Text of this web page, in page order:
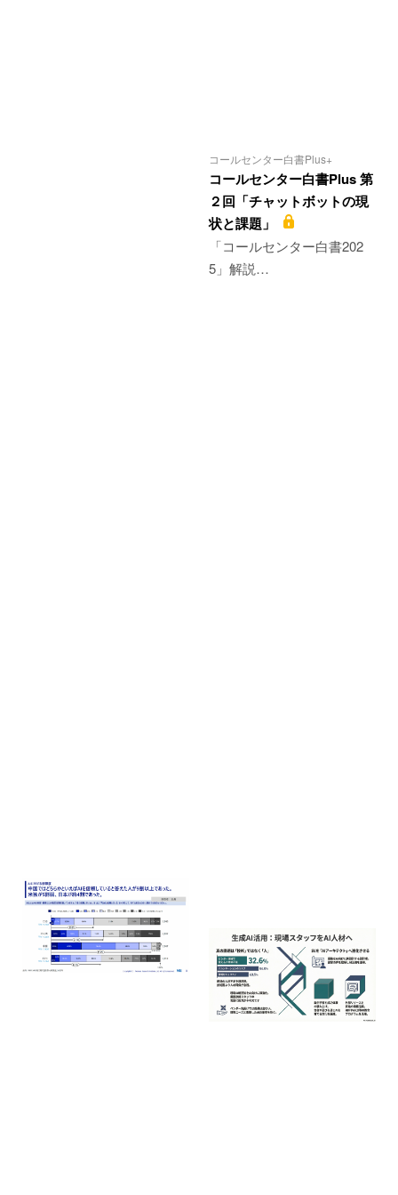
コールセンター白書Plus+
コールセンター白書Plus 第
２回「チャットボットの現
状と課題」
「コールセンター白書202
5」解説…